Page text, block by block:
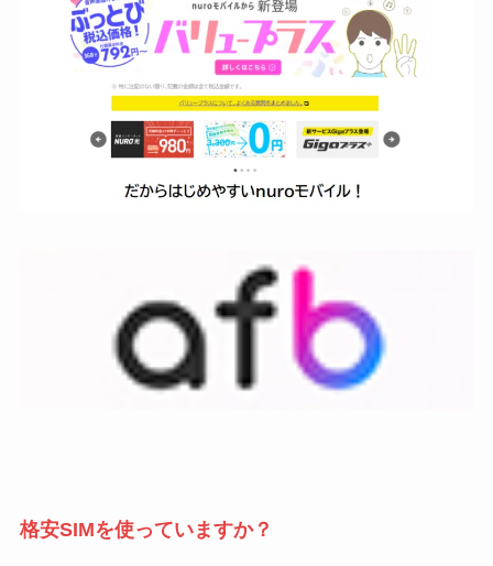
格安SIMを使っていますか？